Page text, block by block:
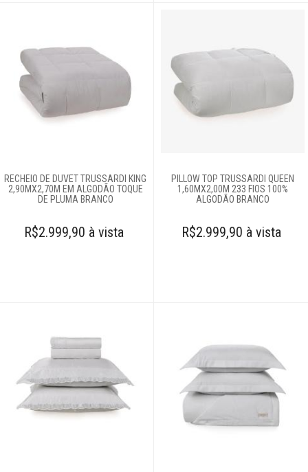
Pesquisar Lista
61
996581061
61
RECHEIO DE DUVET TRUSSARDI KING
2,90MX2,70M EM ALGODÃO TOQUE
DE PLUMA BRANCO
R$2.999,90 à vista
PILLOW TOP TRUSSARDI QUEEN
1,60MX2,00M 233 FIOS 100%
ALGODÃO BRANCO
R$2.999,90 à vista